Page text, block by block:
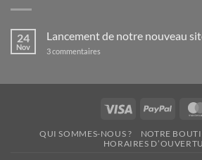
24
Nov
Lancement de notre nouveau
3 commentaires
nouveau
e-
commerce
Visa PayPal
QUI SOMMES-NOUS ? NOTRE
HORAIRES